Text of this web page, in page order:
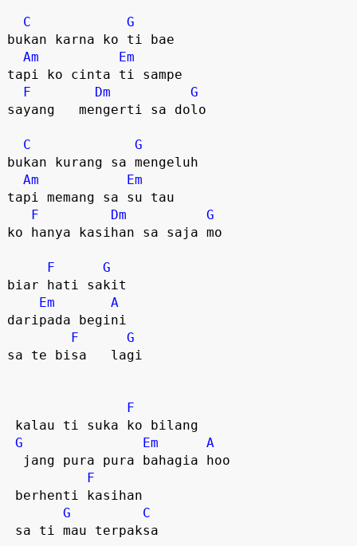
C
G
bukan karna ko ti bae
Am
Em
tapi ko cinta ti sampe
F
Dm
G
sayang   mengerti sa dolo
C
G
bukan kurang sa mengeluh
Am
Em
tapi memang sa su tau
F
Dm
G
ko hanya kasihan sa saja mo
F
G
biar hati sakit
Em
A
daripada begini
F
G
sa te bisa   lagi
F
G
Em
A
F
G
C